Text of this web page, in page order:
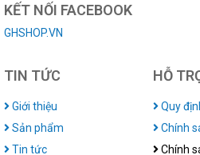
KẾT NỐI FACEBOOK
GHSHOP.VN
TIN TỨC
Giới thiệu
Sản phẩm
Tin tức
HỖ
Quy
Chính
Chính